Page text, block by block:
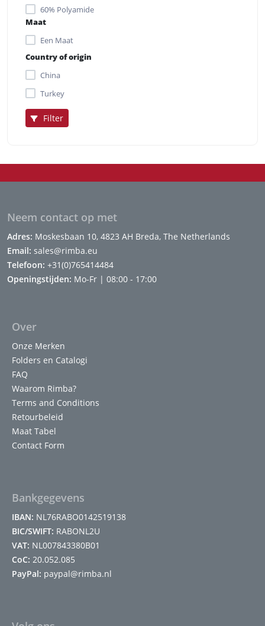
60% Polyamide
62% Nylon
90% Nylon
Maat
Een Maat
Country of origin
China
Turkey
Filter
Neem contact op met
Adres: Moskesbaan 10, 4823 AH Breda, The Netherlands
Email: sales@rimba.eu
Telefoon: +31(0)765414484
Openingstijden: Mo-Fr | 08:00 - 17:00
Over
Onze Merken
Folders en Catalogi
FAQ
Waarom Rimba?
Terms and Conditions
Retourbeleid
Maat Tabel
Contact Form
Bankgegevens
IBAN: NL76RABO0142519138
BIC/SWIFT: RABONL2U
VAT: NL007843380B01
CoC: 20.052.085
PayPal: paypal@rimba.nl